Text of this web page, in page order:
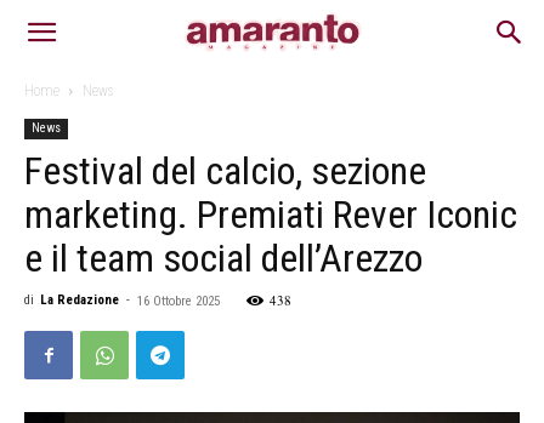
Home News
News
Festival del calcio, sezione
marketing. Premiati Rever Iconic
e il team social dell’Arezzo
di La Redazione - 16 Ottobre 2025 438